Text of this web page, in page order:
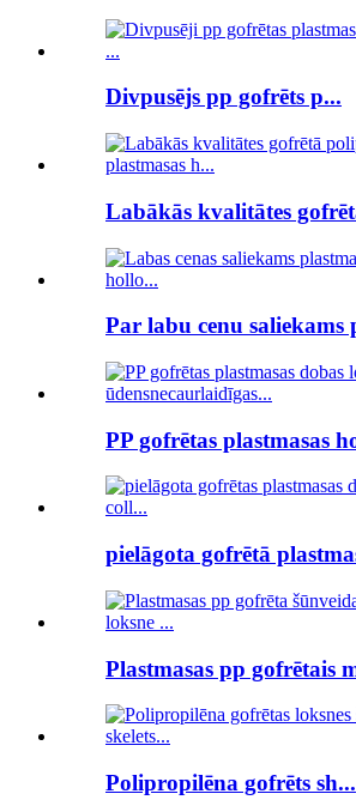
Divpusējs pp gofrēts p...
Labākās kvalitātes
Par labu cenu saliekams
PP gofrētas plastmasas
pielāgota gofrētā
Plastmasas pp gofrētais
Polipropilēna gofrēts sh...